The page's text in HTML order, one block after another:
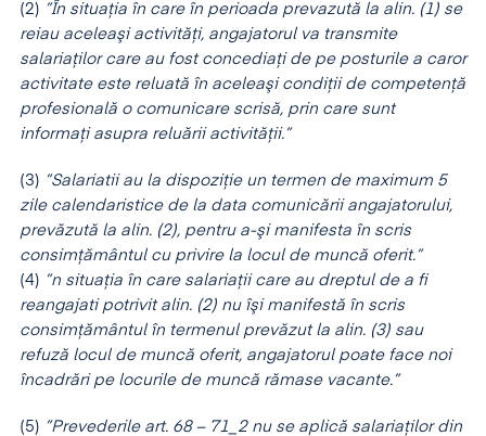
(2) ”În situaţia în care în perioada prevazută la alin. (1) se
reiau aceleaşi activităţi, angajatorul va transmite
salariaţilor care au fost concediaţi de pe posturile a caror
activitate este reluată în aceleaşi condiţii de competenţă
profesională o comunicare scrisă, prin care sunt
informaţi asupra reluării activităţii.”
(3) ”Salariatii au la dispoziţie un termen de maximum 5
zile calendaristice de la data comunicării angajatorului,
prevăzută la alin. (2), pentru a-şi manifesta în scris
consimţământul cu privire la locul de muncă oferit.”
(4) ”n situaţia în care salariaţii care au dreptul de a fi
reangajati potrivit alin. (2) nu îşi manifestă în scris
consimţământul în termenul prevăzut la alin. (3) sau
refuză locul de muncă oferit, angajatorul poate face noi
încadrări pe locurile de muncă rămase vacante.”
(5) ”Prevederile art. 68 – 71_2 nu se aplică salariaţilor din